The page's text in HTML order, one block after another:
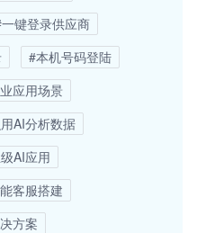
键登录供应商
#本机号码登陆
应用场景
AI分析数据
AI应用
客服搭建
方案